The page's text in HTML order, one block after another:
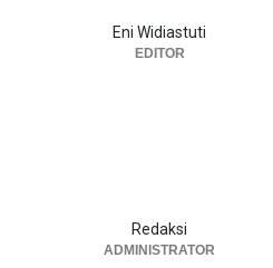
Eni Widiastuti
EDITOR
Redaksi
ADMINISTRATOR